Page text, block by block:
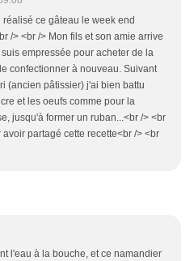
réalisé ce gâteau le week end
/> <br /> Mon fils et son amie arrive
empressée pour acheter de la
confectionner à nouveau. Suivant
(ancien pâtissier) j'ai bien battu
et les oeufs comme pour la
jusqu'à former un ruban...<br /> <br
partagé cette recette<br /> <br
l'eau à la bouche, et ce namandier